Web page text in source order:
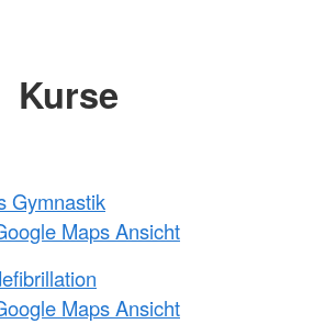
Kurse
Gymnastik
Maps Ansicht
Maps Ansicht